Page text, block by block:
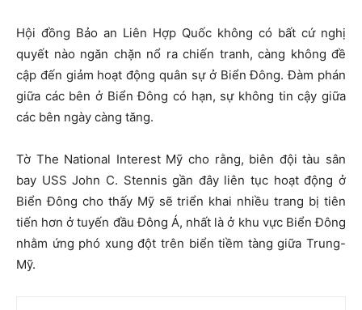
Hội đồng Bảo an Liên Hợp Quốc không có bất cứ nghị
quyết nào ngăn chặn nổ ra chiến tranh, càng không đề
cập đến giảm hoạt động quân sự ở Biển Đông. Đàm phán
giữa các bên ở Biển Đông có hạn, sự không tin cậy giữa
các bên ngày càng tăng.
Tờ The National Interest Mỹ cho rằng, biên đội tàu sân
bay USS John C. Stennis gần đây liên tục hoạt động ở
Biển Đông cho thấy Mỹ sẽ triển khai nhiều trang bị tiên
tiến hơn ở tuyến đầu Đông Á, nhất là ở khu vực Biển Đông
nhằm ứng phó xung đột trên biển tiềm tàng giữa Trung-
Mỹ.